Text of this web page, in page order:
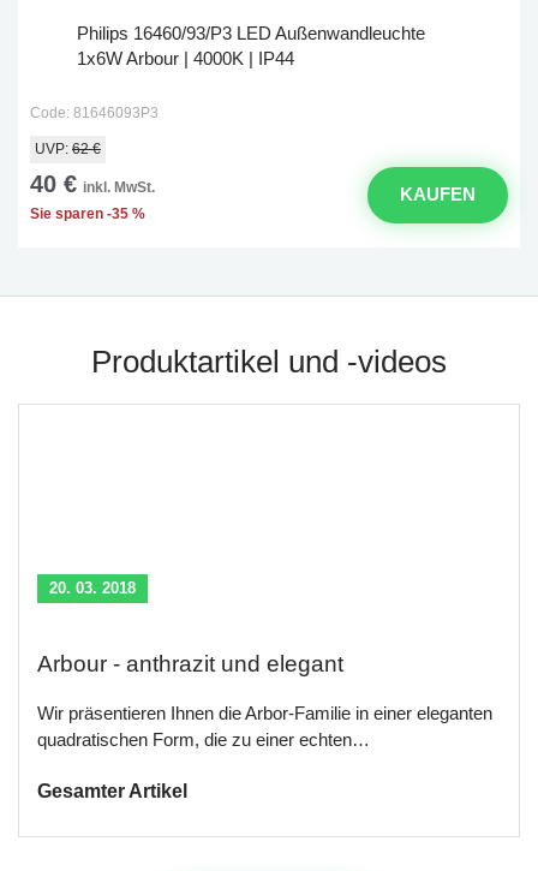
Philips 16460/93/P3 LED Außenwandleuchte
1x6W Arbour | 4000K | IP44
Code: 81646093P3
UVP: 62 €
40 € inkl. MwSt.
Sie sparen -35 %
KAUFEN
Produktartikel und -videos
20. 03. 2018
Arbour - anthrazit und elegant
Wir präsentieren Ihnen die Arbor-Familie in einer eleganten
quadratischen Form, die zu einer echten…
Gesamter Artikel